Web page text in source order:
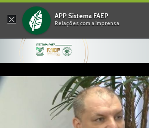
× APP Sistema FAEP
Relações com a Imprensa